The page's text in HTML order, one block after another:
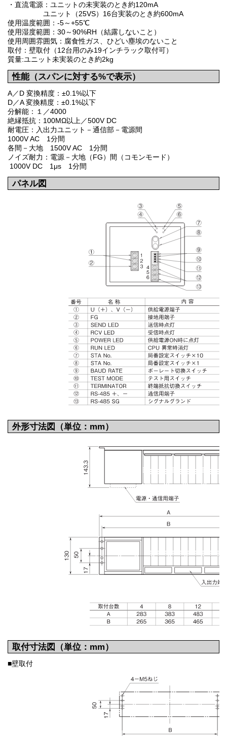
・直流電源：ユニットの未実装のとき約120mA
ユニット（25VS）16台実装のとき約600mA
使用温度範囲：-5～+55℃
使用湿度範囲：30～90%RH（結露しないこと）
使用周囲雰囲気：腐食性ガス、ひどい塵埃のないこと
取付：壁取付（12台用のみ19インチラック取付可）
質量:ユニット未実装のとき約2kg
性能（スパンに対する%で表示）
A／D 変換精度：±0.1%以下
D／A 変換精度：±0.1%以下
分解能：１／4000
絶縁抵抗：100MΩ以上／500V DC
耐電圧：入出力ユニット－通信部－電源間
1000V AC 1分間
各間－大地 1500V AC 1分間
ノイズ耐力：電源－大地（FG）間（コモンモード）
1000V DC 1μs 1分間
パネル図
外形寸法図（単位：mm）
取付寸法図（単位：mm）
■壁取付